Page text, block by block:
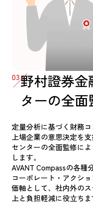
03野村證券金
ターの全面
定量分析に基づく財務
上場企業の意思決定を
センターの全面監修に
します。
AVANT Compassの各種
コーポレート・アクシ
価軸として、社内外の
上と負担軽減に役立ちま